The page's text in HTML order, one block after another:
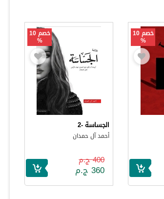
خصم 10
%
خصم 10
%
الجساسة -2
أحمد آل حمدان
400 ج.م
360 ج.م